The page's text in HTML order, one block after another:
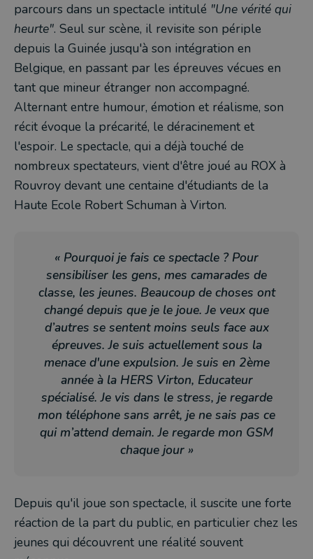
parcours dans un spectacle intitulé "Une vérité qui
heurte". Seul sur scène, il revisite son périple
depuis la Guinée jusqu'à son intégration en
Belgique, en passant par les épreuves vécues en
tant que mineur étranger non accompagné.
Alternant entre humour, émotion et réalisme, son
récit évoque la précarité, le déracinement et
l'espoir. Le spectacle, qui a déjà touché de
nombreux spectateurs, vient d'être joué au ROX à
Rouvroy devant une centaine d'étudiants de la
Haute Ecole Robert Schuman à Virton.
« Pourquoi je fais ce spectacle ? Pour
sensibiliser les gens, mes camarades de
classe, les jeunes. Beaucoup de choses ont
changé depuis que je le joue. Je veux que
d’autres se sentent moins seuls face aux
épreuves. Je suis actuellement sous la
menace d'une expulsion. Je suis en 2ème
année à la HERS Virton, Educateur
spécialisé. Je vis dans le stress, je regarde
mon téléphone sans arrêt, je ne sais pas ce
qui m’attend demain. Je regarde mon GSM
chaque jour »
Depuis qu'il joue son spectacle, il suscite une forte
réaction de la part du public, en particulier chez les
jeunes qui découvrent une réalité souvent